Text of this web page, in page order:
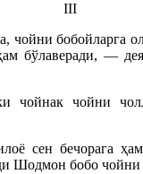
III
бобойларга
бўлаверади, —
чойнак чойни
сен бечорага
Шодмон бобо чойни